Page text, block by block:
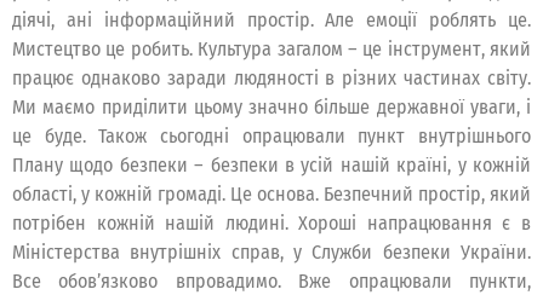
діячі, ані інформаційний простір. Але емоції роблять це.
Мистецтво це робить. Культура загалом – це інструмент, який
працює однаково заради людяності в різних частинах світу.
Ми маємо приділити цьому значно більше державної уваги, і
це буде. Також сьогодні опрацювали пункт внутрішнього
Плану щодо безпеки – безпеки в усій нашій країні, у кожній
області, у кожній громаді. Це основа. Безпечний простір, який
потрібен кожній нашій людині. Хороші напрацювання є в
Міністерства внутрішніх справ, у Служби безпеки України.
Все обов’язково впровадимо. Вже опрацювали пункти,